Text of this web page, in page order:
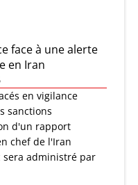
face à une alerte
en Iran
en vigilance
sanctions
d'un rapport
chef de l'Iran
administré par